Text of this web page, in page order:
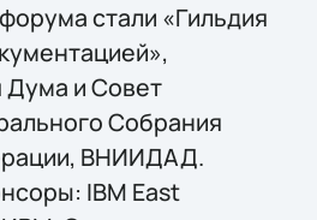
стали «Гильдия
Дума и Совет
Собрания
ВНИИДАД.
IBM East